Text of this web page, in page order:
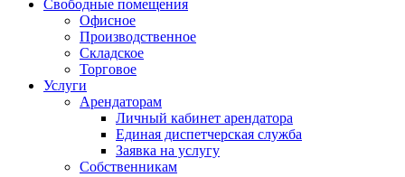
Свободные помещения
Офисное
Производственное
Складское
Торговое
Услуги
Арендаторам
Личный кабинет арендатора
Единая диспетчерская служба
Заявка на услугу
Собственникам